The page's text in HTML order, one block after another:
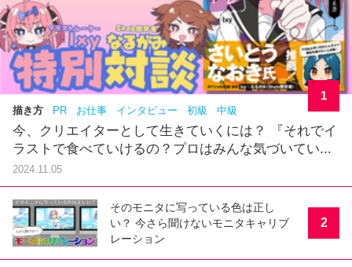
描き方 PR お仕事 インタビュー 初級 中級
今、クリエイターとして生きていくには？ 『それでイ
ラストで食べていけるの？プロはみんな気づいてい...
2024.11.05
1
そのモニタに写っている色は正し
い？ 今さら聞けないモニタキャリブ
レーション
2